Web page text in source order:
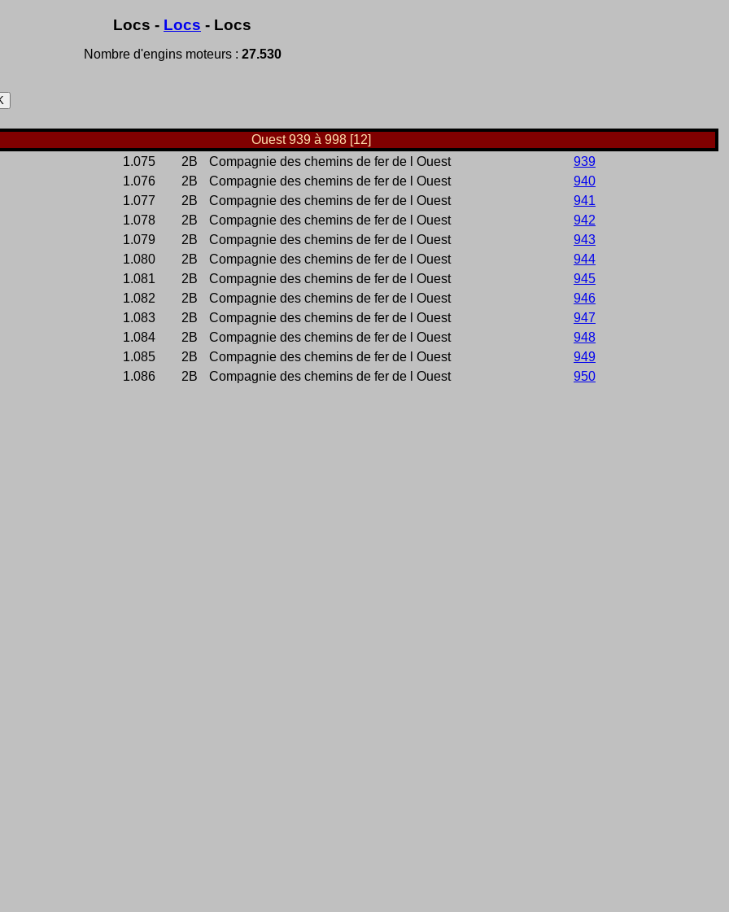
Locs - Locs - Locs
Nombre d'engins moteurs : 27.530
Ouest 939 à 998 [12]
1.075 2B Compagnie des chemins de fer de l Ouest
939
1.076 2B Compagnie des chemins de fer de l Ouest
940
1.077 2B Compagnie des chemins de fer de l Ouest
941
1.078 2B Compagnie des chemins de fer de l Ouest
942
1.079 2B Compagnie des chemins de fer de l Ouest
943
1.080 2B Compagnie des chemins de fer de l Ouest
944
1.081 2B Compagnie des chemins de fer de l Ouest
945
1.082 2B Compagnie des chemins de fer de l Ouest
946
1.083 2B Compagnie des chemins de fer de l Ouest
947
1.084 2B Compagnie des chemins de fer de l Ouest
948
1.085 2B Compagnie des chemins de fer de l Ouest
949
1.086 2B Compagnie des chemins de fer de l Ouest 950